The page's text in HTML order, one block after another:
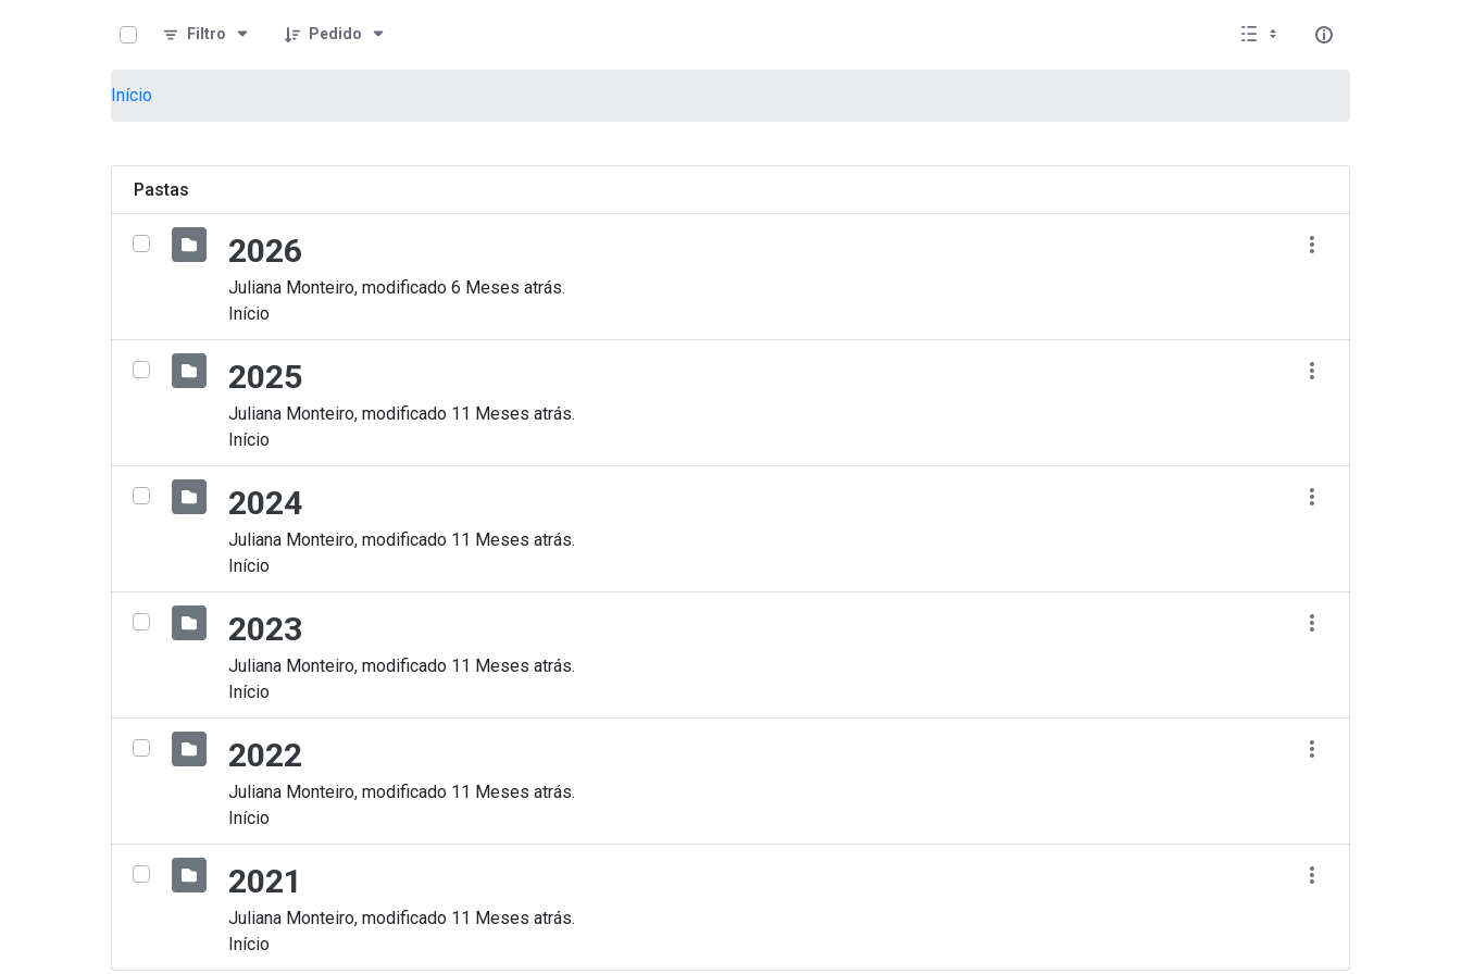
teste descricaoFiltro
Pedido
Início
Pastas
2026
Juliana Monteiro, modificado 6 Meses atrás.
Início
2025
Juliana Monteiro, modificado 11 Meses atrás.
Início
2024
Juliana Monteiro, modificado 11 Meses atrás.
Início
2023
Juliana Monteiro, modificado 11 Meses atrás.
Início
2022
Juliana Monteiro, modificado 11 Meses atrás.
Início
2021
Juliana Monteiro, modificado 11 Meses atrás.
Início